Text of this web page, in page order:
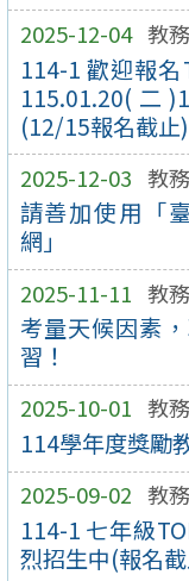
2025-12-04 教
114-1 歡迎報
115.01.20(二
(12/15報名截止)
2025-12-03 教
請善加使用「
網」
2025-11-11 教
考量天候因素
習！
2025-10-01 教
114學年度獎勵
2025-09-02 教
114-1 七年級
烈招生中(報名